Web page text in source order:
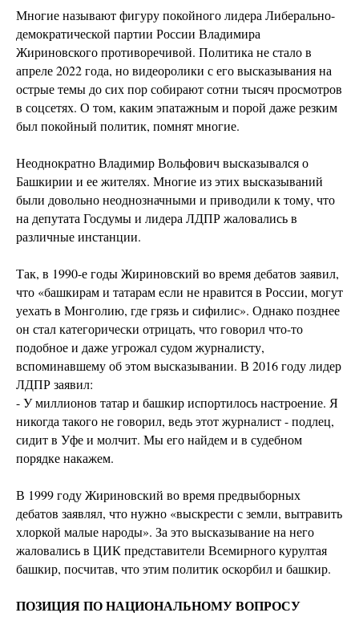
Многие называют фигуру покойного лидера Либерально-
демократической партии России Владимира
Жириновского противоречивой. Политика не стало в
апреле 2022 года, но видеоролики с его высказывания на
острые темы до сих пор собирают сотни тысяч просмотров
в соцсетях. О том, каким эпатажным и порой даже резким
был покойный политик, помнят многие.
Неоднократно Владимир Вольфович высказывался о
Башкирии и ее жителях. Многие из этих высказываний
были довольно неоднозначными и приводили к тому, что
на депутата Госдумы и лидера ЛДПР жаловались в
различные инстанции.
Так, в 1990-е годы Жириновский во время дебатов заявил,
что «башкирам и татарам если не нравится в России, могут
уехать в Монголию, где грязь и сифилис». Однако позднее
он стал категорически отрицать, что говорил что-то
подобное и даже угрожал судом журналисту,
вспоминавшему об этом высказывании. В 2016 году лидер
ЛДПР заявил:
- У миллионов татар и башкир испортилось настроение. Я
никогда такого не говорил, ведь этот журналист - подлец,
сидит в Уфе и молчит. Мы его найдем и в судебном
порядке накажем.
В 1999 году Жириновский во время предвыборных
дебатов заявлял, что нужно «выскрести с земли, вытравить
хлоркой малые народы». За это высказывание на него
жаловались в ЦИК представители Всемирного курултая
башкир, посчитав, что этим политик оскорбил и башкир.
ПОЗИЦИЯ ПО НАЦИОНАЛЬНОМУ ВОПРОСУ